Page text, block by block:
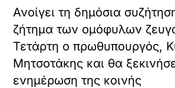
Ανοίγει τη δημόσια
ζήτημα των ομόφυλων
Τετάρτη ο πρωθυπουργός,
Μητσοτάκης και θα
ενημέρωση της κοινής